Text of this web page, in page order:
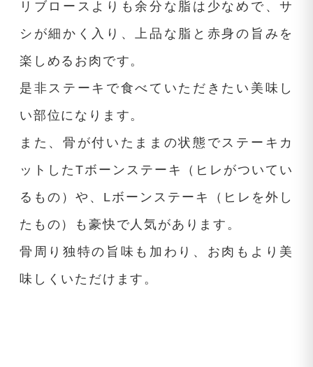
リブロースよりも余分な脂は少なめで、サ
シが細かく入り、上品な脂と赤身の旨みを
楽しめるお肉です。
是非ステーキで食べていただきたい美味し
い部位になります。
また、骨が付いたままの状態でステーキカ
ットしたTボーンステーキ（ヒレがついてい
るもの）や、Lボーンステーキ（ヒレを外し
たもの）も豪快で人気があります。
骨周り独特の旨味も加わり、お肉もより美
味しくいただけます。